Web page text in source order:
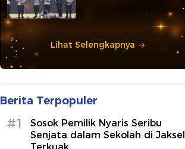
Lihat Selengkapnya
Berita Terpopuler
#1
Sosok Pemilik Nyaris Seribu
Senjata dalam Sekolah di Jaksel